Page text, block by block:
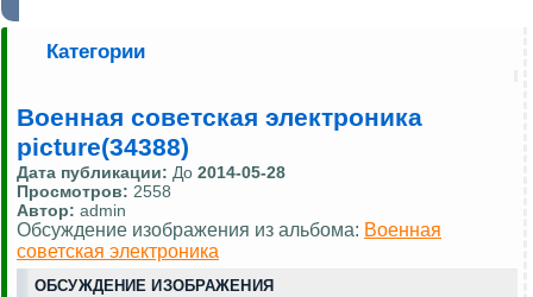
Категории
Военная советская электроника
picture(34388)
Дата публикации: До 2014-05-28
Просмотров: 2558
Автор: admin
Обсуждение изображения из альбома: Военная
советская электроника
ОБСУЖДЕНИЕ ИЗОБРАЖЕНИЯ